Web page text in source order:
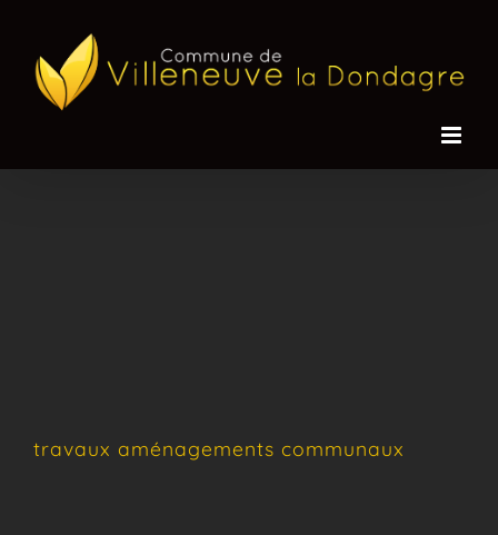
travaux aménagements communaux